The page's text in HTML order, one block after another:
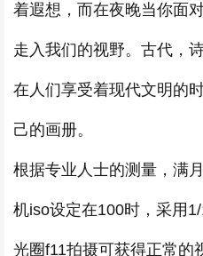
着遐想，而在夜晚当你面
走入我们的视野。古代，
在人们享受着现代文明的
己的画册。
根据专业人士的测量，满
机iso设定在100时，采用
光圈f11拍摄可获得正常的